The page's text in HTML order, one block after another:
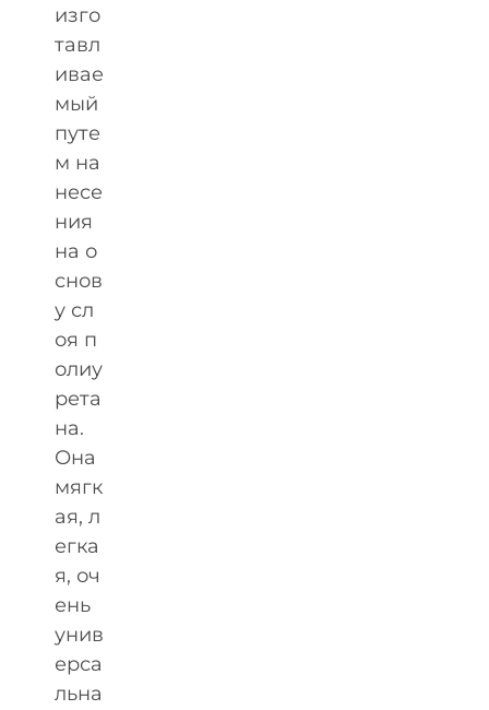
изго
тавл
ивае
мый
путе
м на
несе
ния
на о
снов
у сл
оя п
олиу
рета
на.
Она
мягк
ая, л
егка
я, оч
ень
унив
ерса
льна